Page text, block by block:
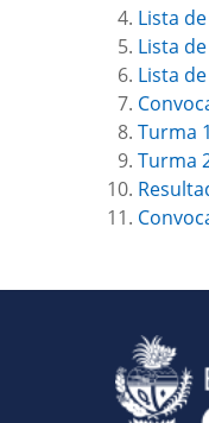
Lista
Lista
Lista
Turma
Turma